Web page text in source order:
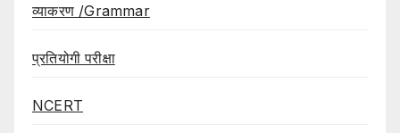
व्याकरण /Grammar
प्रतियोगी परीक्षा
NCERT